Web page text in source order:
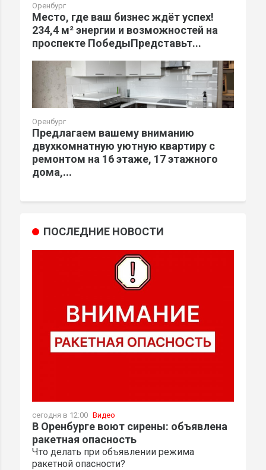
Оренбург
Место, где ваш бизнес ждёт успех!
234,4 м² энергии и возможностей на
проспекте ПобедыПредставьт...
Оренбург
Предлагаем вашему вниманию
двухкомнатную уютную квартиру с
ремонтом на 16 этаже, 17 этажного
дома,...
ПОСЛЕДНИЕ НОВОСТИ
сегодня в 12:00 Видео
В Оренбурге воют сирены: объявлена
ракетная опасность
Что делать при объявлении режима
ракетной опасности?